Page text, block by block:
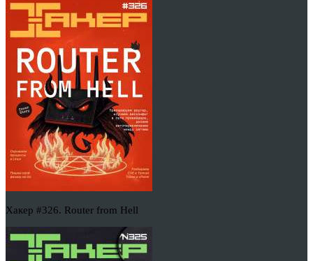
Хакер #326. Router from Hell